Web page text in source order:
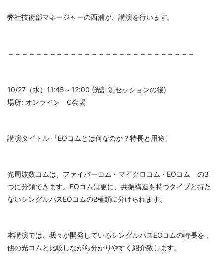
弊社技術部マネージャーの西浦が、講演を行います。
＝＝＝＝＝＝＝＝＝＝＝＝＝＝＝＝＝＝＝＝＝＝＝＝＝＝＝
10/27（水）11:45～12:00 (光計測セッションの後)
場所: オンライン C会場
講演タイトル 「EOコムとは何なのか？特長と用途」
光周波数コムは、ファイバーコム・マイクロコム・EOコム の3
つに分類できます。EOコムは更に、共振構造を持つタイプと持た
ないシングルパスEOコムの2種類に分けられます。
本講演では、我々が開発しているシングルパスEOコムの特長を，
他の光コムと比較しながら分かりやすく紹介致します。